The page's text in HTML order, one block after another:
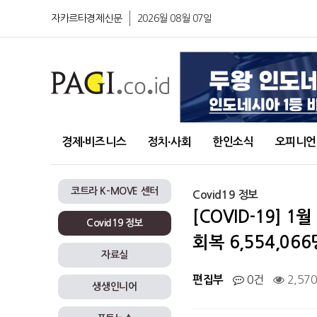
자카르타경제신문 2026월 08월 07일
경제∙비즈니스 정치∙사회 한인소식 오피니언
코트라 K-MOVE 센터
Covid19 정보
자료실
생생인니어
Covid19 정보
[COVID-19] 1
회복 6,554,066
편집부 0건